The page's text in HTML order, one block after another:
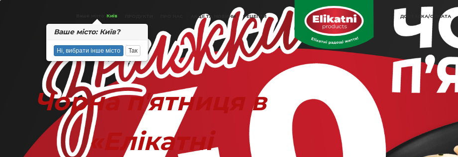
Київ
Вашe місто: Київ?
Ні, вибрати інше місто Так
АКЦІЇ ТА НОВИНИ РЕЦЕПТИ ДОСТАВКА/ОПЛАТА
Чорна пʼятниця в
«Елікатні